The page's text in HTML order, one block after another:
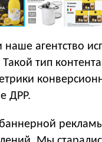
агентство
тип контента
ДРР.